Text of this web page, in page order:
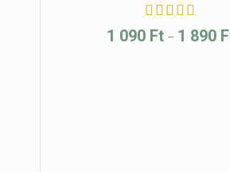
1 090 Ft - 1 590 Ft
1 090 Ft – 1 890